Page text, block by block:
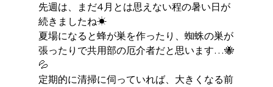
先週は、まだ4月とは思えない程の暑い日が
続きましたね☀
夏場になると蜂が巣を作ったり、蜘蛛の巣が
張ったりで共用部の厄介者だと思います…🐝
💦
定期的に清掃に伺っていれば、大きくなる前